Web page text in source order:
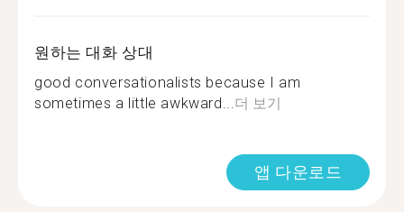
원하는 대화 상대
good conversationalists because I am
sometimes a little awkward...더 보기
앱 다운로드